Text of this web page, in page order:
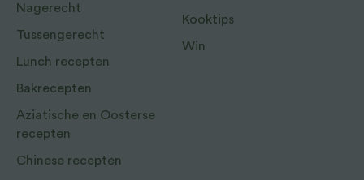
Nagerecht
Tussengerecht
Lunch recepten
Bakrecepten
Aziatische en Oosterse
recepten
Chinese recepten
Kooktips
Win